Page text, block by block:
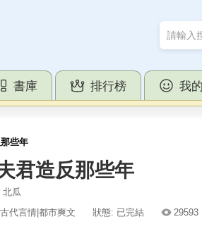
書庫 排行榜 我的
些年
君造反那些年
北瓜
代言情|都市爽文 狀態: 已完結 29593